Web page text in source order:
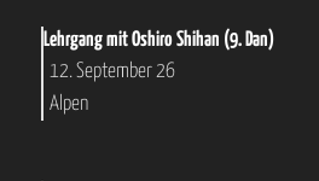
Lehrgang mit Oshiro Shihan (9. Dan)
12. September 26
Alpen